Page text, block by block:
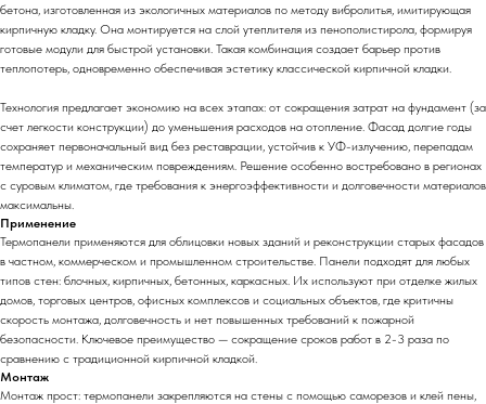
бетона, изготовленная из экологичных материалов по методу вибролитья, имитирующая
кирпичную кладку. Она монтируется на слой утеплителя из пенополистирола, формируя
готовые модули для быстрой установки. Такая комбинация создает барьер против
теплопотерь, одновременно обеспечивая эстетику классической кирпичной кладки.
Технология предлагает экономию на всех этапах: от сокращения затрат на фундамент (за
счет легкости конструкции) до уменьшения расходов на отопление. Фасад долгие годы
сохраняет первоначальный вид без реставрации, устойчив к УФ-излучению, перепадам
температур и механическим повреждениям. Решение особенно востребовано в регионах
с суровым климатом, где требования к энергоэффективности и долговечности материалов
максимальны.
Применение
Термопанели применяются для облицовки новых зданий и реконструкции старых фасадов
в частном, коммерческом и промышленном строительстве. Панели подходят для любых
типов стен: блочных, кирпичных, бетонных, каркасных. Их используют при отделке жилых
домов, торговых центров, офисных комплексов и социальных объектов, где критичны
скорость монтажа, долговечность и нет повышенных требований к пожарной
безопасности. Ключевое преимущество — сокращение сроков работ в 2-3 раза по
сравнению с традиционной кирпичной кладкой.
Монтаж
Монтаж прост: термопанели закрепляются на стены с помощью саморезов и клей пены,